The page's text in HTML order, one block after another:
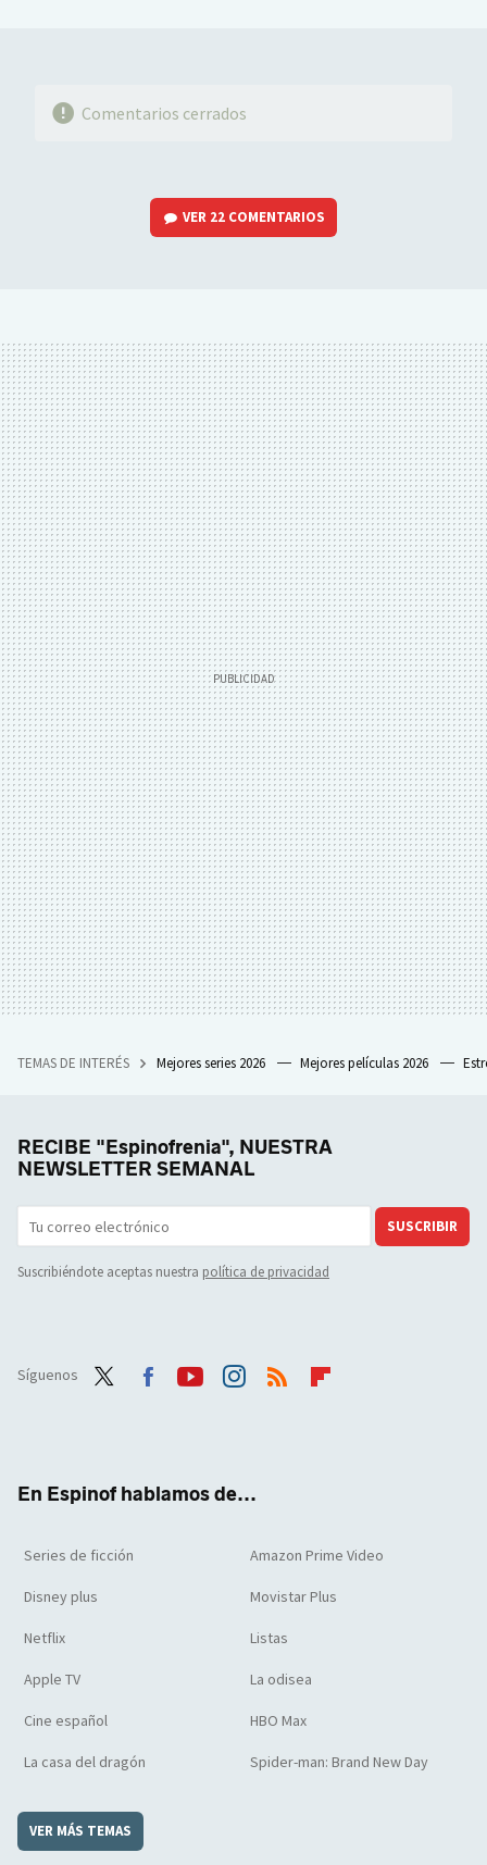
Comentarios cerrados
VER 22 COMENTARIOS
TEMAS DE INTERÉS Mejores series 2026 Mejores películas 2026
RECIBE "Espinofrenia", NUESTRA
NEWSLETTER SEMANAL
SUSCRIBIR
Suscribiéndote aceptas nuestra política de privacidad
Síguenos
En Espinof hablamos de...
Series de ficción Amazon Prime Video
Disney plus Movistar Plus
Netflix Listas
Apple TV La odisea
Cine español HBO Max
La casa del dragón Spider-man: Brand New Day
VER MÁS TEMAS